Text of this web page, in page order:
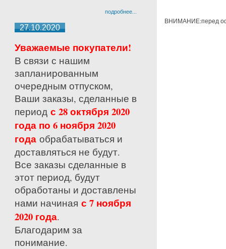
подробнее...
27.10.2020
Уважаемые покупатели!
В связи с нашим
запланированным
очередным отпуском,
Ваши заказы, сделанные в
период с 28 октября 2020
года по 6 ноября 2020
года обрабатываться и
доставляться не будут.
Все заказы сделанные в
этот период, будут
обработаны и доставлены
нами начиная с 7 ноября
2020 года.
Благодарим за
понимание.
ВНИМАНИЕ:перед